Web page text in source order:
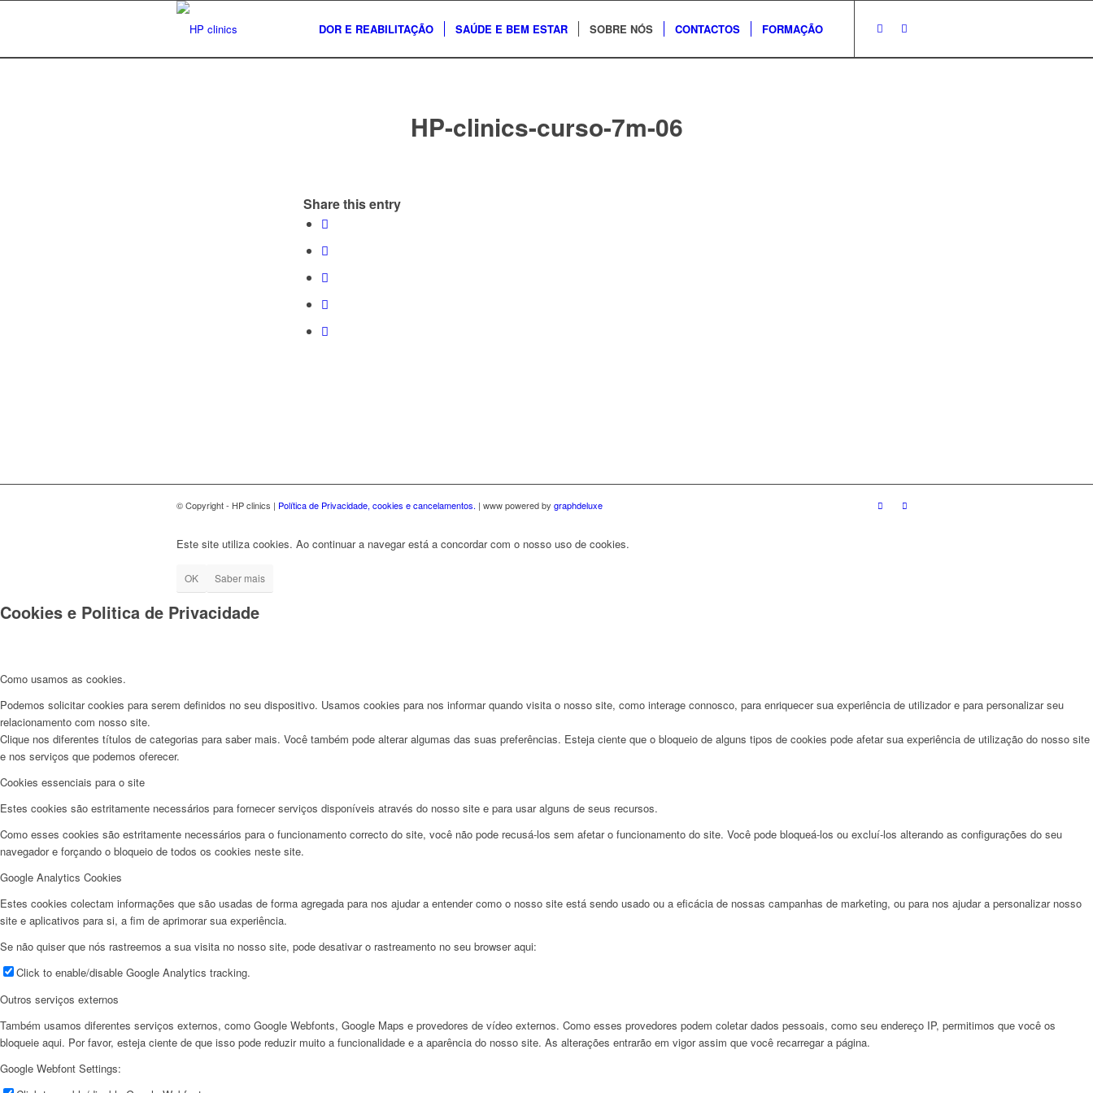
DOR E REABILITAÇÃO SAÚDE E BEM ESTAR SOBRE NÓS CONTACTOS FORMAÇÃO
HP-clinics-curso-7m-06
Share this entry
© Copyright - HP clinics | Política de Privacidade, cookies e cancelamentos. | www powered by graphdeluxe
Este site utiliza cookies. Ao continuar a navegar está a concordar com o nosso uso de cookies.
OK Saber mais
Cookies e Politica de Privacidade
Como usamos as cookies.
Podemos solicitar cookies para serem definidos no seu dispositivo. Usamos cookies para nos informar quando visita o nosso site, como interage connosco, para enriquecer sua experiência de utilizador e para personalizar seu
relacionamento com nosso site.
Clique nos diferentes títulos de categorias para saber mais. Você também pode alterar algumas das suas preferências. Esteja ciente que o bloqueio de alguns tipos de cookies pode afetar sua experiência de utilização do nosso site
e nos serviços que podemos oferecer.
Cookies essenciais para o site
Estes cookies são estritamente necessários para fornecer serviços disponíveis através do nosso site e para usar alguns de seus recursos.
Como esses cookies são estritamente necessários para o funcionamento correcto do site, você não pode recusá-los sem afetar o funcionamento do site. Você pode bloqueá-los ou excluí-los alterando as configurações do seu
navegador e forçando o bloqueio de todos os cookies neste site.
Google Analytics Cookies
Estes cookies colectam informações que são usadas de forma agregada para nos ajudar a entender como o nosso site está sendo usado ou a eficácia de nossas campanhas de marketing, ou para nos ajudar a personalizar nosso
site e aplicativos para si, a fim de aprimorar sua experiência.
Se não quiser que nós rastreemos a sua visita no nosso site, pode desativar o rastreamento no seu browser aqui:
Click to enable/disable Google Analytics tracking.
Outros serviços externos
Também usamos diferentes serviços externos, como Google Webfonts, Google Maps e provedores de vídeo externos. Como esses provedores podem coletar dados pessoais, como seu endereço IP, permitimos que você os
bloqueie aqui. Por favor, esteja ciente de que isso pode reduzir muito a funcionalidade e a aparência do nosso site. As alterações entrarão em vigor assim que você recarregar a página.
Google Webfont Settings: